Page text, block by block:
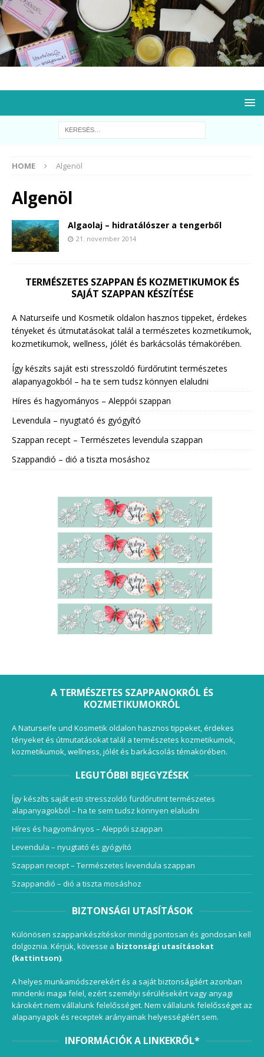
HOME Algenöl
Algenöl
Algaolaj – hidratálószer a tengerből
21. november 2014
TERMÉSZETES SZAPPAN ÉS KOZMETIKUMOK ÉS
SAJÁT SZAPPAN KÉSZÍTÉSE
A Naturseife und Kosmetik oldalon hasznos tippeket, érdekes
tényeket és útmutatásokat talál a természetes kozmetikumok,
kozmetikumok, wellness, jólét és barkácsolás témakörében.
Így készíts saját esti stresszoldó fürdőrutint természetes
alapanyagokból – ha te sem tudsz könnyen elaludni
Híres és hagyományos – Aleppói szappan
Levendula – nyugtató és gyógyító
Szappan recept – Természetes levendula szappan
Szappandió – dió a tiszta mosáshoz
A TERMÉSZETES SZAPPANOKRÓL ÉS
KOZMETIKUMOKRÓL
A Naturseife und Kosmetik oldalon hasznos tippeket, érdekes
tényeket és útmutatásokat talál a természetes kozmetikumok,
kozmetikumok, wellness, jólét és barkácsolás témakörében.
LEGUTÓBBI BEJEGYZÉSEK
Így készíts saját esti stresszoldó fürdőrutint természetes
alapanyagokból – ha te sem tudsz könnyen elaludni
Híres és hagyományos – Aleppói szappan
Levendula – nyugtató és gyógyító
Szappan recept – Természetes levendula szappan
Szappandió – dió a tiszta mosáshoz
BIZTONSÁGI UTASÍTÁSOK
Különösen szappankészítéskor mindig pontosan és gondosan kell
dolgoznia. Kérjük, kövesse a biztonsági utasításokat
(kattintson).
A helyes munkamódszerekért és a saját biztonságáért azonban
mindenki maga felel, ezért személyi sérülésekért vagy anyagi
károkért nem vállalunk felelősséget. Nem vállalunk felelősséget az
alapanyagok és receptek arányainak helyességéért sem.
INFORMÁCIÓK A LINKEKRŐL*